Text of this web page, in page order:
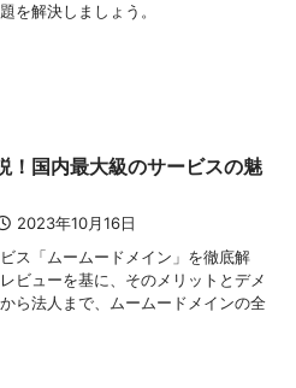
を解決しましょう。
！国内最大級のサービスの魅
2023年10月16日
ス「ムームードメイン」を徹底解
ビューを基に、そのメリットとデメ
ら法人まで、ムームードメインの全